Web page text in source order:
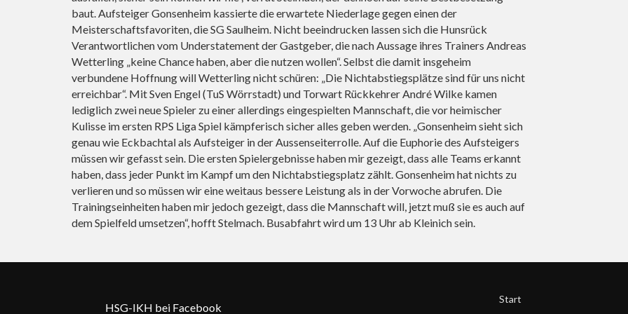
baut. Aufsteiger Gonsenheim kassierte die erwartete Niederlage gegen einen der
Meisterschaftsfavoriten, die SG Saulheim. Nicht beeindrucken lassen sich die Hunsrück
Verantwortlichen vom Understatement der Gastgeber, die nach Aussage ihres Trainers Andreas
Wetterling „keine Chance haben, aber die nutzen wollen“. Selbst die damit insgeheim
verbundene Hoffnung will Wetterling nicht schüren: „Die Nichtabstiegsplätze sind für uns nicht
erreichbar“. Mit Sven Engel (TuS Wörrstadt) und Torwart Rückkehrer André Wilke kamen
lediglich zwei neue Spieler zu einer allerdings eingespielten Mannschaft, die vor heimischer
Kulisse im ersten RPS Liga Spiel kämpferisch sicher alles geben werden. „Gonsenheim sieht sich
genau wie Eckbachtal als Aufsteiger in der Aussenseiterrolle. Auf die Euphorie des Aufsteigers
müssen wir gefasst sein. Die ersten Spielergebnisse haben mir gezeigt, dass alle Teams erkannt
haben, dass jeder Punkt im Kampf um den Nichtabstiegsplatz zählt. Gonsenheim hat nichts zu
verlieren und so müssen wir eine weitaus bessere Leistung als in der Vorwoche abrufen. Die
Trainingseinheiten haben mir jedoch gezeigt, dass die Mannschaft will, jetzt muß sie es auch auf
dem Spielfeld umsetzen“, hofft Stelmach. Busabfahrt wird um 13 Uhr ab Kleinich sein.
HSG-IKH bei Facebook
Start